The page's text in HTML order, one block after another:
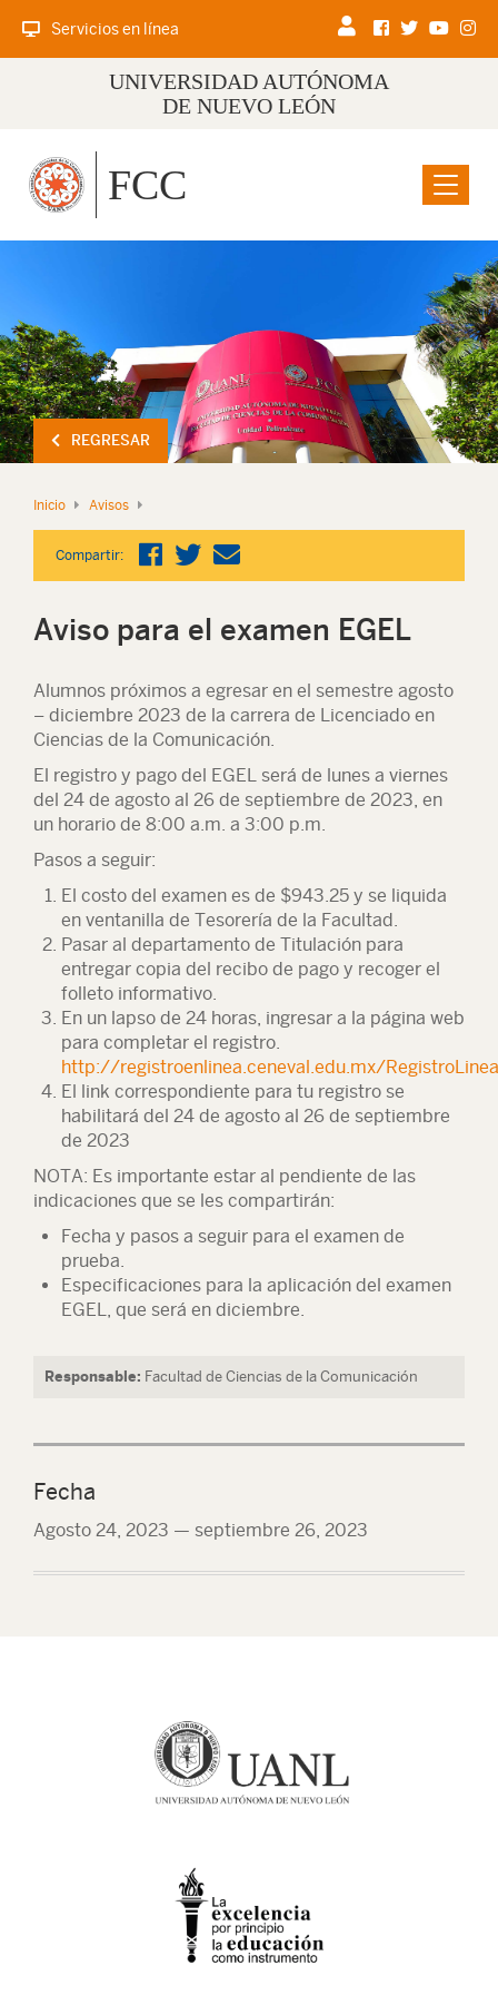
Servicios en línea
UNIVERSIDAD AUTÓNOMA
DE NUEVO LEÓN
Menu
FCC
REGRESAR
Inicio Avisos
Compartir:
Aviso para el examen EGEL
Alumnos próximos a egresar en el semestre agosto
– diciembre 2023 de la carrera de Licenciado en
Ciencias de la Comunicación.
El registro y pago del EGEL será de lunes a viernes
del 24 de agosto al 26 de septiembre de 2023, en
un horario de 8:00 a.m. a 3:00 p.m.
Pasos a seguir:
El costo del examen es de $943.25 y se liquida
en ventanilla de Tesorería de la Facultad.
Pasar al departamento de Titulación para
entregar copia del recibo de pago y recoger el
folleto informativo.
En un lapso de 24 horas, ingresar a la página web
para completar el registro.
http://registroenlinea.ceneval.edu.mx/
El link correspondiente para tu registro se
habilitará del 24 de agosto al 26 de septiembre
de 2023
NOTA: Es importante estar al pendiente de las
indicaciones que se les compartirán:
Fecha y pasos a seguir para el examen de
prueba.
Especificaciones para la aplicación del examen
EGEL, que será en diciembre.
Responsable: Facultad de Ciencias de la Comunicación
Fecha
Agosto 24, 2023 — septiembre 26, 2023